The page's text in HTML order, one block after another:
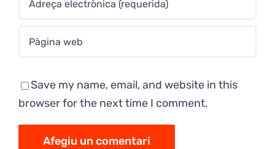
Save my name, email, and website in this
browser for the next time I comment.